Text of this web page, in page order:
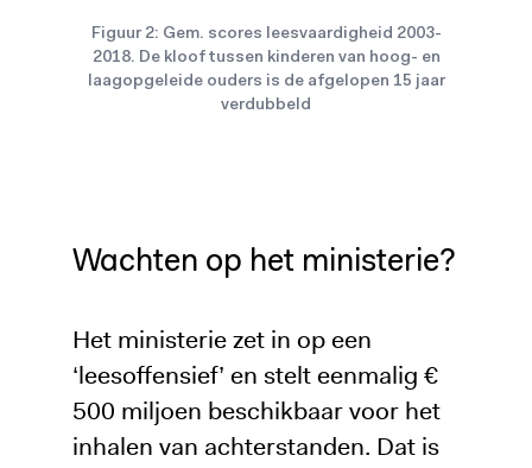
Figuur 2: Gem. scores leesvaardigheid 2003-
2018. De kloof tussen kinderen van hoog- en
laagopgeleide ouders is de afgelopen 15 jaar
verdubbeld
Wachten op het ministerie?
Het ministerie zet in op een
‘leesoffensief’ en stelt eenmalig €
500 miljoen beschikbaar voor het
inhalen van achterstanden. Dat is